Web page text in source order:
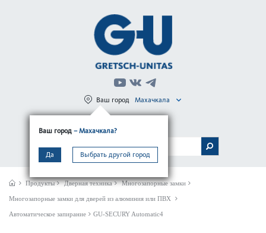
Ваш город – Махачкала?
Да Выбрать другой город
Ваш город Махачкала
МЕНЮ
Продукты Дверная техника Многозапорные замки
Многозапорные замки для дверей из алюминия или ПВХ
Автоматическое запирание GU-SECURY Automatic4